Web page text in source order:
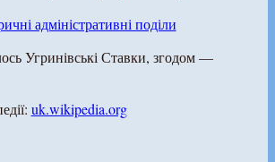
адміністративні поділи
Угринівські Ставки, згодом —
uk.wikipedia.org